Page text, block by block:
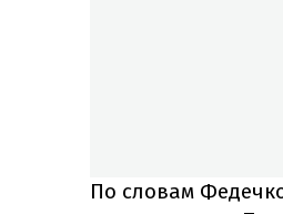
По словам